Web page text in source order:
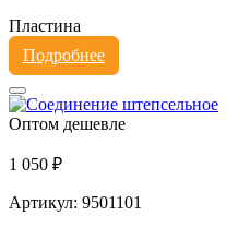
Пластина
Подробнее
Оптом дешевле
1 050 ₽
Артикул: 9501101